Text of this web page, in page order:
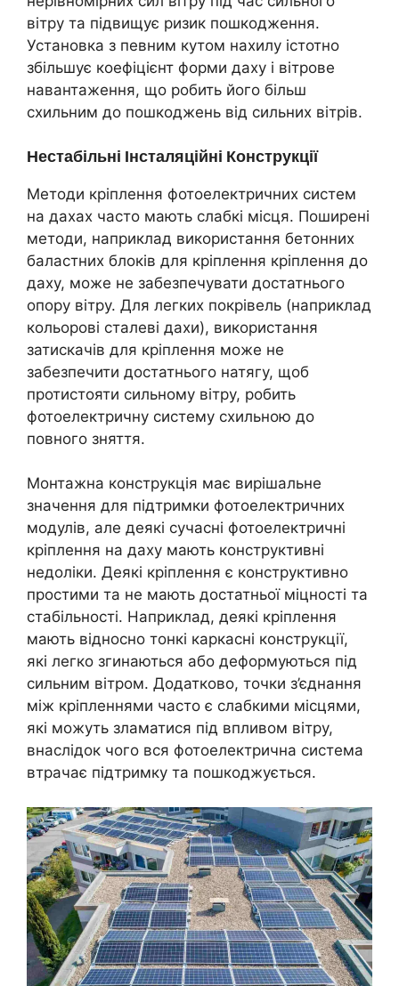
вітру та підвищує ризик пошкодження.
Установка з певним кутом нахилу істотно
збільшує коефіцієнт форми даху і вітрове
навантаження, що робить його більш
схильним до пошкоджень від сильних вітрів.
Нестабільні Інсталяційні Конструкції
Методи кріплення фотоелектричних систем
на дахах часто мають слабкі місця. Поширені
методи, наприклад використання бетонних
баластних блоків для кріплення кріплення до
даху, може не забезпечувати достатнього
опору вітру. Для легких покрівель (наприклад
кольорові сталеві дахи), використання
затискачів для кріплення може не
забезпечити достатнього натягу, щоб
протистояти сильному вітру, робить
фотоелектричну систему схильною до
повного зняття.
Монтажна конструкція має вирішальне
значення для підтримки фотоелектричних
модулів, але деякі сучасні фотоелектричні
кріплення на даху мають конструктивні
недоліки. Деякі кріплення є конструктивно
простими та не мають достатньої міцності та
стабільності. Наприклад, деякі кріплення
мають відносно тонкі каркасні конструкції,
які легко згинаються або деформуються під
сильним вітром. Додатково, точки з’єднання
між кріпленнями часто є слабкими місцями,
які можуть зламатися під впливом вітру,
внаслідок чого вся фотоелектрична система
втрачає підтримку та пошкоджується.